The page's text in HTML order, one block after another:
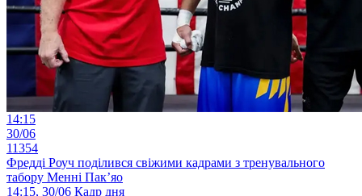
14:15
30/06
11354
Фредді Роуч поділився свіжими кадрами з тренувального
табору Менні Пак’яо
14:15, 30/06 Кадр дня